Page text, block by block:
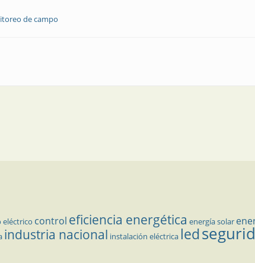
de campo
en sistemas de monitoreo de campo
eléctrico control eficiencia energética energía solar
industria nacional instalación eléctrica led